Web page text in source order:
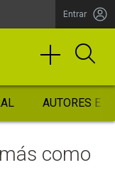
Entrar
AUTORES
como